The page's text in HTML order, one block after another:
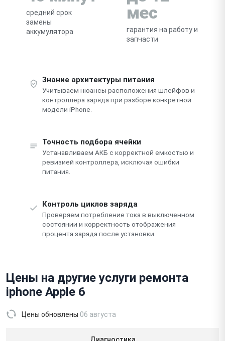
средний срок
замены
аккумулятора
мес
гарантия на работу и
запчасти
Знание архитектуры питания
Учитываем нюансы расположения шлейфов и
контроллера заряда при разборе конкретной
модели iPhone.
Точность подбора ячейки
Устанавливаем АКБ с корректной емкостью и
ревизией контроллера, исключая ошибки
питания.
Контроль циклов заряда
Проверяем потребление тока в выключенном
состоянии и корректность отображения
процента заряда после установки.
Цены на другие услуги ремонта
iphone Apple 6
Цены обновлены 06 августа
Диагностика